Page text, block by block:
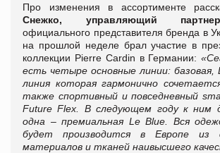
Про изменения в ассортименте
Снежко, управляющий партнер
официального представителя бренда в
на прошлой неделе брал участие в
коллекции Pierre Cardin в Германии:
есть четыре основные линии: базовая,
линия которая гармонично
также спортивный и повседневный
Future Flex. В следующем году к ним
одна – премиальная Le Blue. Вся
будет производится в Европе из
материалов и тканей наивысшего